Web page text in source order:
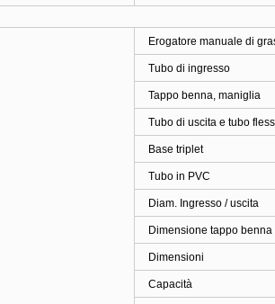
Erogatore manuale di
Tubo di ingresso
Tappo benna, maniglia
Tubo di uscita e tubo
Base triplet
Tubo in PVC
Diam. Ingresso / uscita
Dimensione tappo benna
Dimensioni
Capacità